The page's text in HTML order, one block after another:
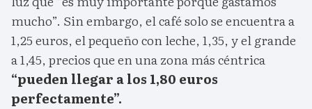
mucho”. Sin embargo, el café solo se encuentra a
1,25 euros, el pequeño con leche, 1,35, y el grande
a 1,45, precios que en una zona más céntrica
“pueden llegar a los 1,80 euros
perfectamente”.